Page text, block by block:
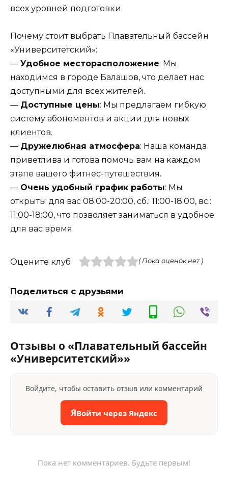
всех уровней подготовки.
Почему стоит выбрать Плавательный бассейн
«Университетский»:
— Удобное месторасположение: Мы
находимся в городе Балашов, что делает нас
доступными для всех жителей.
— Доступные цены: Мы предлагаем гибкую
систему абонементов и акции для новых
клиентов.
— Дружелюбная атмосфера: Наша команда
приветлива и готова помочь вам на каждом
этапе вашего фитнес-путешествия.
— Очень удобный график работы: Мы
открыты для вас 08:00-20:00, сб.: 11:00-18:00, вс.:
11:00-18:00, что позволяет заниматься в удобное
для вас время.
Оцените клуб ( Пока оценок нет )
Поделиться с друзьями
Отзывы о «Плавательный бассейн
«Университетский»»
Войдите, чтобы оставить отзыв или комментарий
ЯВойти через Яндекс
Пока нет комментариев. Будьте первым!